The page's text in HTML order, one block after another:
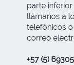
parte
llámanos a
telefónicos
correo
+57 (5)